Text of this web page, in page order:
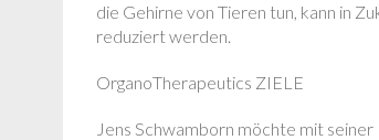
die Gehirne von Tieren tun, kann in
reduziert werden.
OrganoTherapeutics ZIELE
Jens Schwamborn möchte mit